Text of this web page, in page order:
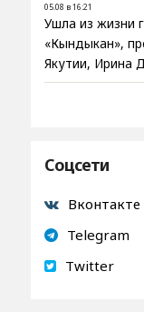
05.08 в 16:21
Ушла из жизни
«Кындыкан»,
Якутии, Ирина
Соцсети
Вконтакте
Telegram
Twitter